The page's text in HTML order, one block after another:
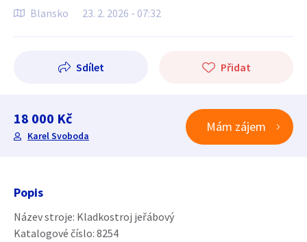
Blansko 23. 2. 2026 - 07:32
Sdílet Přidat
18 000 Kč
Karel Svoboda
Mám zájem
Popis
Název stroje: Kladkostroj jeřábový
Katalogové číslo: 8254